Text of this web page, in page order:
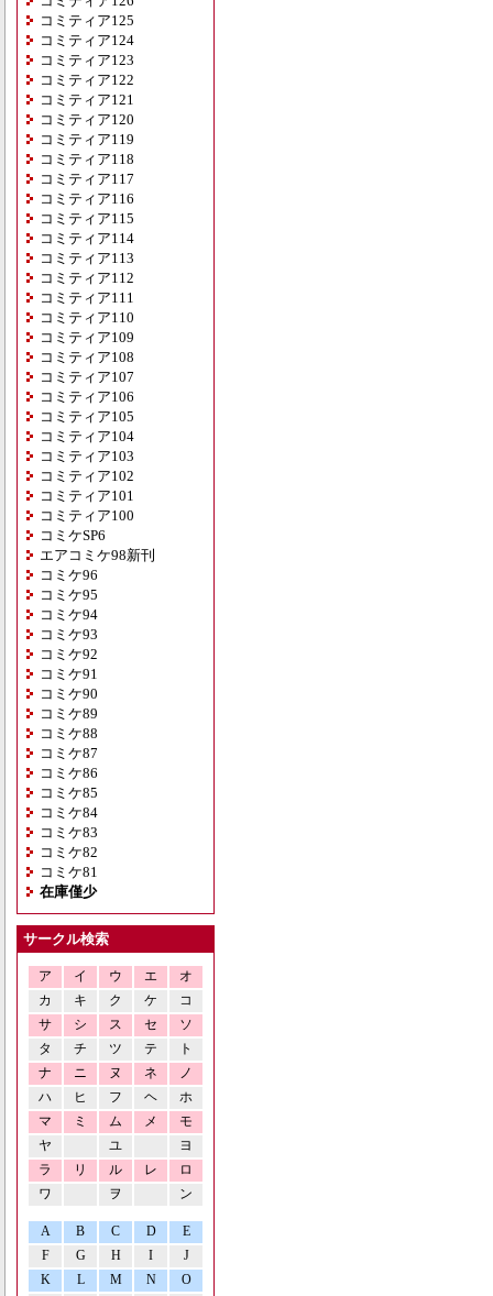
コミティア125
コミティア124
コミティア123
コミティア122
コミティア121
コミティア120
コミティア119
コミティア118
コミティア117
コミティア116
コミティア115
コミティア114
コミティア113
コミティア112
コミティア111
コミティア110
コミティア109
コミティア108
コミティア107
コミティア106
コミティア105
コミティア104
コミティア103
コミティア102
コミティア101
コミティア100
コミケSP6
エアコミケ98新刊
コミケ96
コミケ95
コミケ94
コミケ93
コミケ92
コミケ91
コミケ90
コミケ89
コミケ88
コミケ87
コミケ86
コミケ85
コミケ84
コミケ83
コミケ82
コミケ81
在庫僅少
サークル検索
ア イ ウ エ
オ
カ
キ ク ケ
コ
サ
シ ス セ
ソ
タ
チ ツ テ
ト
ナ
ニ ヌ ネ
ノ
ハ
ヒ フ ヘ
ホ
マ
ミ ム メ
モ
ヤ
ユ
ヨ
ラ
リ ル レ
ロ
ワ
ヲ ン
A B C D
E
F
G H I
J
K
L M N O